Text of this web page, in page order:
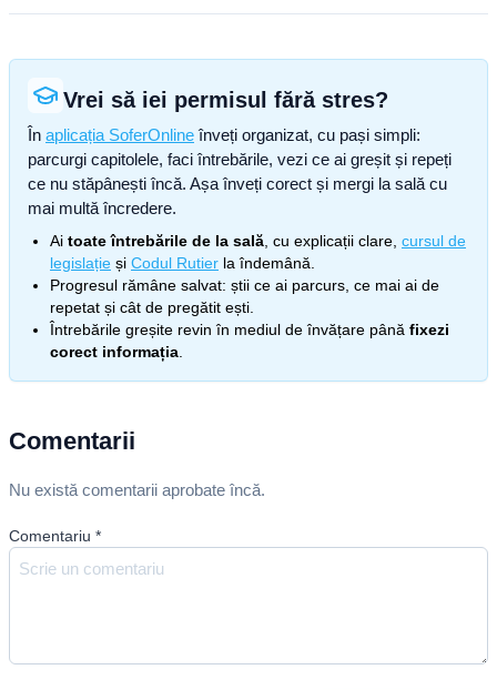
Vrei să iei permisul fără stres?
În aplicația SoferOnline înveți organizat, cu pași simpli:
parcurgi capitolele, faci întrebările, vezi ce ai greșit și repeți
ce nu stăpânești încă. Așa înveți corect și mergi la sală cu
mai multă încredere.
Ai toate întrebările de la sală , cu explicații clare, cursul de
legislație și Codul Rutier la îndemână.
Progresul rămâne salvat: știi ce ai parcurs, ce mai ai de
repetat și cât de pregătit ești.
Întrebările greșite revin în mediul de învățare până fixezi
corect informația
Comentarii
Nu există comentarii aprobate încă.
Comentariu *